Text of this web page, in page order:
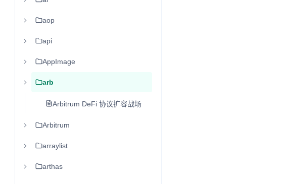
aop
api
AppImage
arb
Arbitrum DeFi 协议扩容战场
Arbitrum
arraylist
arthas